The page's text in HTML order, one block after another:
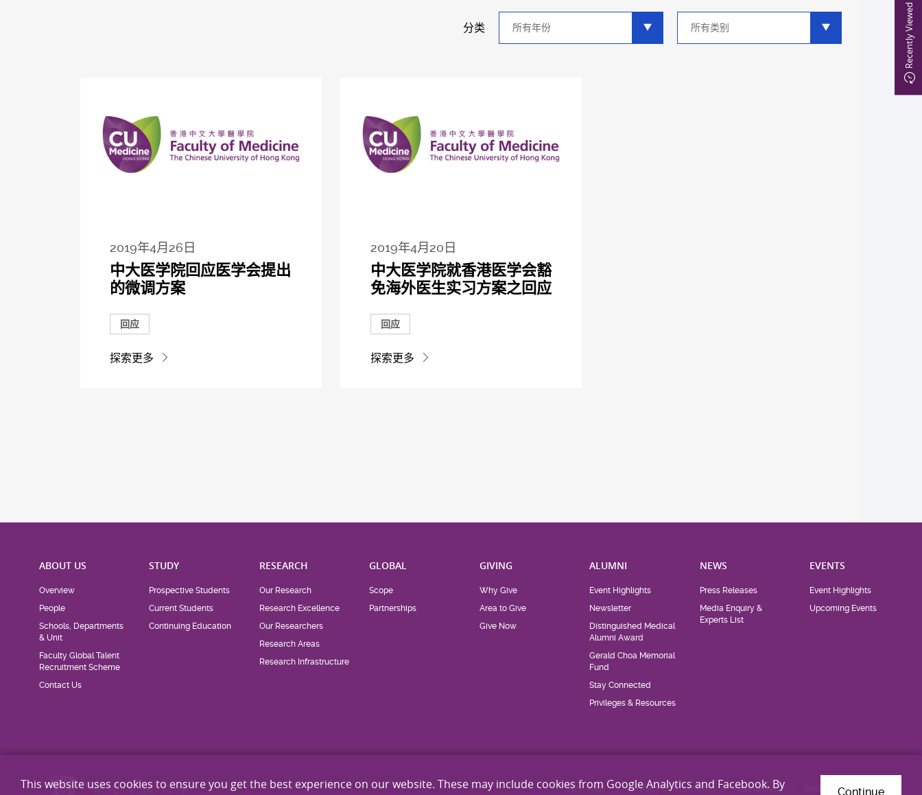
Recently Viewed
分类
类
分
2019年4月26日
中大医学院回应医学会提出
的微调方案
回应
探索更多
2019年4月20日
中大医学院就香港医学会豁
免海外医生实习方案之回应
回应
探索更多
ABOUT US
Overview
People
Schools, Departments
& Unit
Faculty Global Talent
Recruitment Scheme
Contact Us
STUDY
Prospective Students
Current Students
Continuing Education
RESEARCH
Our Research
Research Excellence
Our Researchers
Research Areas
Research Infrastructure
GLOBAL
Scope
Partnerships
GIVING
Why Give
Area to Give
Give Now
ALUMNI
Event Highlights
Newsletter
Distinguished Medical
Alumni Award
Gerald Choa Memorial
Fund
Stay Connected
Privileges & Resources
NEWS
Press Releases
Media Enquiry &
Experts List
EVENTS
Event Highlights
Upcoming Events
Site Map Privacy Statement Disclaimer Web Accessibility
This website uses cookies to ensure you get the best experience on our website. These may include cookies from Google Analytics and Facebook. By
Continue